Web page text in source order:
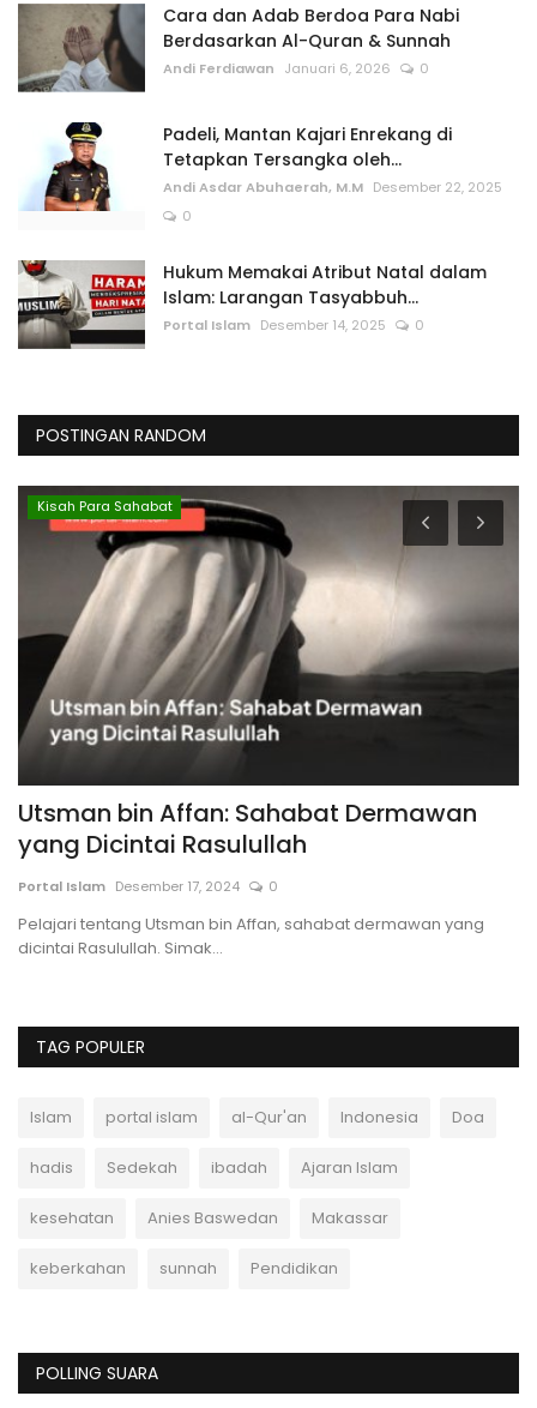
Cara dan Adab Berdoa Para Nabi
Berdasarkan Al-Quran & Sunnah
Andi Ferdiawan Januari 6, 2026 0
Padeli, Mantan Kajari Enrekang di
Tetapkan Tersangka oleh...
Andi Asdar Abuhaerah, M.M Desember 22, 2025
0
Hukum Memakai Atribut Natal dalam
Islam: Larangan Tasyabbuh...
Portal Islam Desember 14, 2025 0
POSTINGAN RANDOM
Kisah Para Sahabat
Utsman bin Affan: Sahabat Dermawan
yang Dicintai Rasulullah
Portal Islam Desember 17, 2024 0
Pelajari tentang Utsman bin Affan, sahabat dermawan yang
dicintai Rasulullah. Simak...
TAG POPULER
Islam portal islam al-Qur'an Indonesia Doa
hadis Sedekah ibadah Ajaran Islam
kesehatan Anies Baswedan Makassar
keberkahan sunnah Pendidikan
POLLING SUARA